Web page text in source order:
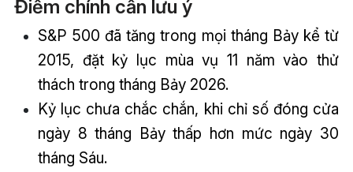
Điểm chính cần lưu ý
S&P 500 đã tăng trong mọi tháng Bảy kể từ
2015, đặt kỷ lục mùa vụ 11 năm vào thử
thách trong tháng Bảy 2026.
Kỷ lục chưa chắc chắn, khi chỉ số đóng cửa
ngày 8 tháng Bảy thấp hơn mức ngày 30
tháng Sáu.